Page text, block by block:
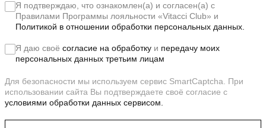
Я подтверждаю, что ознакомлен(а) и согласен(а) с
Правилами Программы лояльности «Vitacci Club» и
Политикой в отношении обработки персональных данных.
Я даю своё согласие на обработку и передачу моих
персональных данных третьим лицам
Для безопасности мы используем сервис SmartCaptcha. При
использовании сайта Вы подтверждаете своё согласие с
условиями обработки данных сервисом.